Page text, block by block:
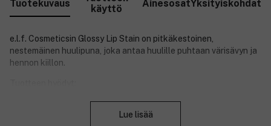
Tuotekuvaus
käyttö
AinesosatYksityiskohdat
e.l.f. Cosmeticsin Glossy Lip Stain on pitkäkestoinen,
nestemäinen huulipuna, joka antaa huulille puhtaan värisävyn ja
hennon kiillon.
Ainutlaatuinen Lip Stain -efekti kiillolla.
Värikkäämpi kuin huulivoide mutta vähemmän räväkkä kuin
Lue lisää